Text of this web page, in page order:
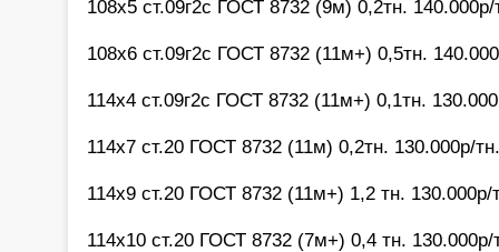
108х5 ст.09г2с ГОСТ 8732 (9м) 0,2тн. 140.000р/
108х6 ст.09г2с ГОСТ 8732 (11м+) 0,5тн.
114х4 ст.09г2с ГОСТ 8732 (11м+) 0,1тн.
114х7 ст.20 ГОСТ 8732 (11м) 0,2тн. 130.000р/тн.
114х9 ст.20 ГОСТ 8732 (11м+) 1,2 тн. 130.000р/
114х10 ст.20 ГОСТ 8732 (7м+) 0,4 тн. 130.000р/